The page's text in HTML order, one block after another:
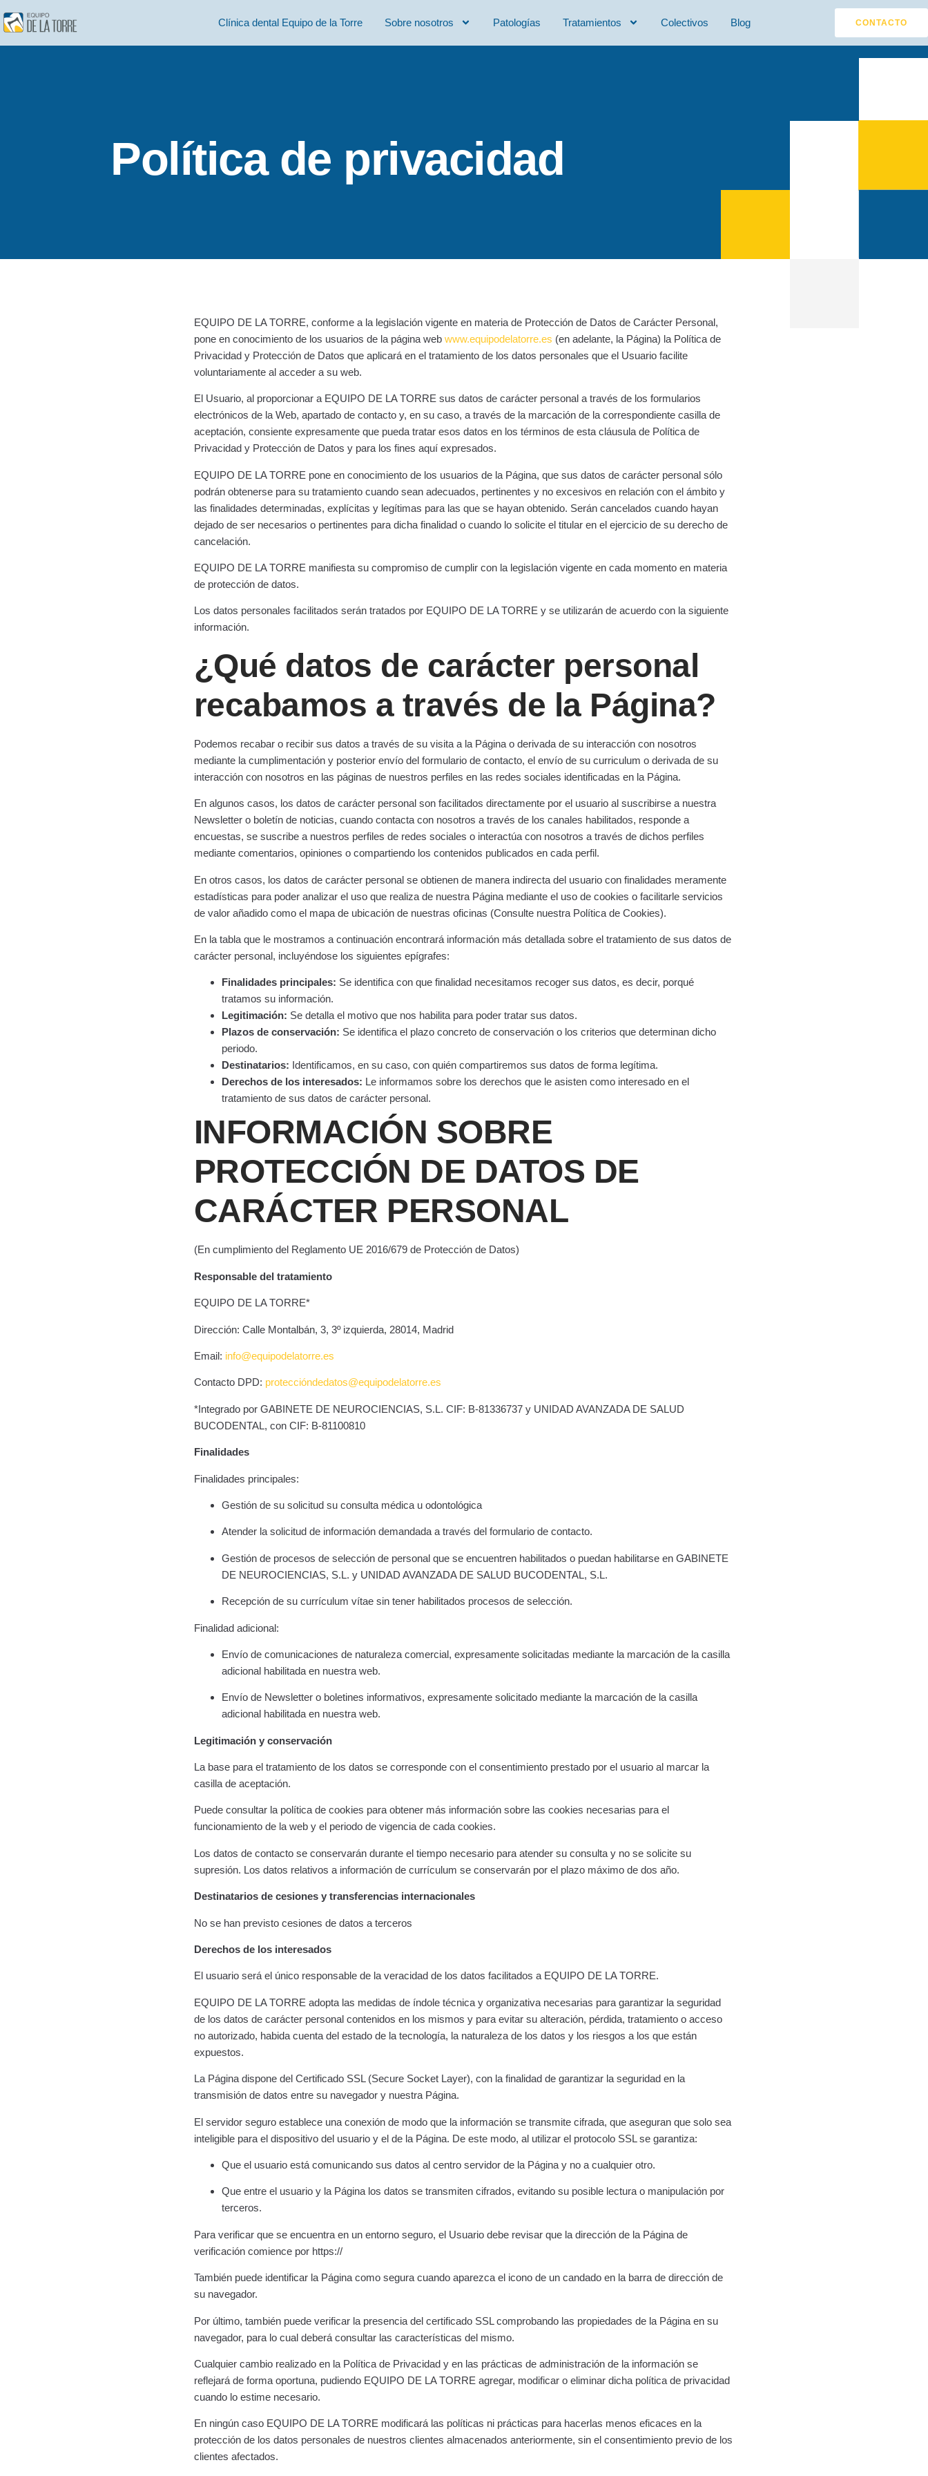
Clínica dental Equipo de la Torre Sobre nosotros Patologías Tratamientos Colectivos Blog CONTACTO
Política de privacidad
EQUIPO DE LA TORRE, conforme a la legislación vigente en materia de Protección de Datos de Carácter Personal,
pone en conocimiento de los usuarios de la página web www.equipodelatorre.es (en adelante, la Página) la Política de
Privacidad y Protección de Datos que aplicará en el tratamiento de los datos personales que el Usuario facilite
voluntariamente al acceder a su web.
El Usuario, al proporcionar a EQUIPO DE LA TORRE sus datos de carácter personal a través de los formularios
electrónicos de la Web, apartado de contacto y, en su caso, a través de la marcación de la correspondiente casilla de
aceptación, consiente expresamente que pueda tratar esos datos en los términos de esta cláusula de Política de
Privacidad y Protección de Datos y para los fines aquí expresados.
EQUIPO DE LA TORRE pone en conocimiento de los usuarios de la Página, que sus datos de carácter personal sólo
podrán obtenerse para su tratamiento cuando sean adecuados, pertinentes y no excesivos en relación con el ámbito y
las finalidades determinadas, explícitas y legítimas para las que se hayan obtenido. Serán cancelados cuando hayan
dejado de ser necesarios o pertinentes para dicha finalidad o cuando lo solicite el titular en el ejercicio de su derecho de
cancelación.
EQUIPO DE LA TORRE manifiesta su compromiso de cumplir con la legislación vigente en cada momento en materia
de protección de datos.
Los datos personales facilitados serán tratados por EQUIPO DE LA TORRE y se utilizarán de acuerdo con la siguiente
información.
¿Qué datos de carácter personal
recabamos a través de la Página?
Podemos recabar o recibir sus datos a través de su visita a la Página o derivada de su interacción con nosotros
mediante la cumplimentación y posterior envío del formulario de contacto, el envío de su curriculum o derivada de su
interacción con nosotros en las páginas de nuestros perfiles en las redes sociales identificadas en la Página.
En algunos casos, los datos de carácter personal son facilitados directamente por el usuario al suscribirse a nuestra
Newsletter o boletín de noticias, cuando contacta con nosotros a través de los canales habilitados, responde a
encuestas, se suscribe a nuestros perfiles de redes sociales o interactúa con nosotros a través de dichos perfiles
mediante comentarios, opiniones o compartiendo los contenidos publicados en cada perfil.
En otros casos, los datos de carácter personal se obtienen de manera indirecta del usuario con finalidades meramente
estadísticas para poder analizar el uso que realiza de nuestra Página mediante el uso de cookies o facilitarle servicios
de valor añadido como el mapa de ubicación de nuestras oficinas (Consulte nuestra Política de Cookies).
En la tabla que le mostramos a continuación encontrará información más detallada sobre el tratamiento de sus datos de
carácter personal, incluyéndose los siguientes epígrafes:
Finalidades principales: Se identifica con que finalidad necesitamos recoger sus datos, es decir, porqué
tratamos su información.
Legitimación: Se detalla el motivo que nos habilita para poder tratar sus datos.
Plazos de conservación: Se identifica el plazo concreto de conservación o los criterios que determinan dicho
periodo.
Destinatarios: Identificamos, en su caso, con quién compartiremos sus datos de forma legítima.
Derechos de los interesados: Le informamos sobre los derechos que le asisten como interesado en el
tratamiento de sus datos de carácter personal.
INFORMACIÓN SOBRE
PROTECCIÓN DE DATOS DE
CARÁCTER PERSONAL
(En cumplimiento del Reglamento UE 2016/679 de Protección de Datos)
Responsable del tratamiento
EQUIPO DE LA TORRE*
Dirección: Calle Montalbán, 3, 3º izquierda, 28014, Madrid
Email: info@equipodelatorre.es
Contacto DPD: proteccióndedatos@equipodelatorre.es
*Integrado por GABINETE DE NEUROCIENCIAS, S.L. CIF: B-81336737 y UNIDAD AVANZADA DE SALUD
BUCODENTAL, con CIF: B-81100810
Finalidades
Finalidades principales:
Gestión de su solicitud su consulta médica u odontológica
Atender la solicitud de información demandada a través del formulario de contacto.
Gestión de procesos de selección de personal que se encuentren habilitados o puedan habilitarse en GABINETE
DE NEUROCIENCIAS, S.L. y UNIDAD AVANZADA DE SALUD BUCODENTAL, S.L.
Recepción de su currículum vítae sin tener habilitados procesos de selección.
Finalidad adicional:
Envío de comunicaciones de naturaleza comercial, expresamente solicitadas mediante la marcación de la casilla
adicional habilitada en nuestra web.
Envío de Newsletter o boletines informativos, expresamente solicitado mediante la marcación de la casilla
adicional habilitada en nuestra web.
Legitimación y conservación
La base para el tratamiento de los datos se corresponde con el consentimiento prestado por el usuario al marcar la
casilla de aceptación.
Puede consultar la política de cookies para obtener más información sobre las cookies necesarias para el
funcionamiento de la web y el periodo de vigencia de cada cookies.
Los datos de contacto se conservarán durante el tiempo necesario para atender su consulta y no se solicite su
supresión. Los datos relativos a información de currículum se conservarán por el plazo máximo de dos año.
Destinatarios de cesiones y transferencias internacionales
No se han previsto cesiones de datos a terceros
Derechos de los interesados
El usuario será el único responsable de la veracidad de los datos facilitados a EQUIPO DE LA TORRE.
EQUIPO DE LA TORRE adopta las medidas de índole técnica y organizativa necesarias para garantizar la seguridad
de los datos de carácter personal contenidos en los mismos y para evitar su alteración, pérdida, tratamiento o acceso
no autorizado, habida cuenta del estado de la tecnología, la naturaleza de los datos y los riesgos a los que están
expuestos.
La Página dispone del Certificado SSL (Secure Socket Layer), con la finalidad de garantizar la seguridad en la
transmisión de datos entre su navegador y nuestra Página.
El servidor seguro establece una conexión de modo que la información se transmite cifrada, que aseguran que solo sea
inteligible para el dispositivo del usuario y el de la Página. De este modo, al utilizar el protocolo SSL se garantiza:
Que el usuario está comunicando sus datos al centro servidor de la Página y no a cualquier otro.
Que entre el usuario y la Página los datos se transmiten cifrados, evitando su posible lectura o manipulación por
terceros.
Para verificar que se encuentra en un entorno seguro, el Usuario debe revisar que la dirección de la Página de
verificación comience por https://
También puede identificar la Página como segura cuando aparezca el icono de un candado en la barra de dirección de
su navegador.
Por último, también puede verificar la presencia del certificado SSL comprobando las propiedades de la Página en su
navegador, para lo cual deberá consultar las características del mismo.
Cualquier cambio realizado en la Política de Privacidad y en las prácticas de administración de la información se
reflejará de forma oportuna, pudiendo EQUIPO DE LA TORRE agregar, modificar o eliminar dicha política de privacidad
cuando lo estime necesario.
En ningún caso EQUIPO DE LA TORRE modificará las políticas ni prácticas para hacerlas menos eficaces en la
protección de los datos personales de nuestros clientes almacenados anteriormente, sin el consentimiento previo de los
clientes afectados.